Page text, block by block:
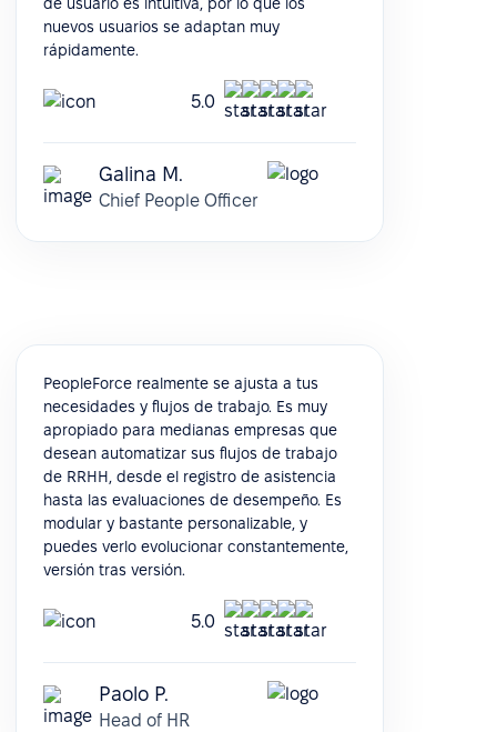
nuevos usuarios se adaptan muy
rápidamente.
5.0
Galina M.
Chief People Officer
PeopleForce realmente se ajusta a tus
necesidades y flujos de trabajo. Es muy
apropiado para medianas empresas que
desean automatizar sus flujos de trabajo
de RRHH, desde el registro de asistencia
hasta las evaluaciones de desempeño. Es
modular y bastante personalizable, y
puedes verlo evolucionar constantemente,
versión tras versión.
5.0
Paolo P.
Head of HR